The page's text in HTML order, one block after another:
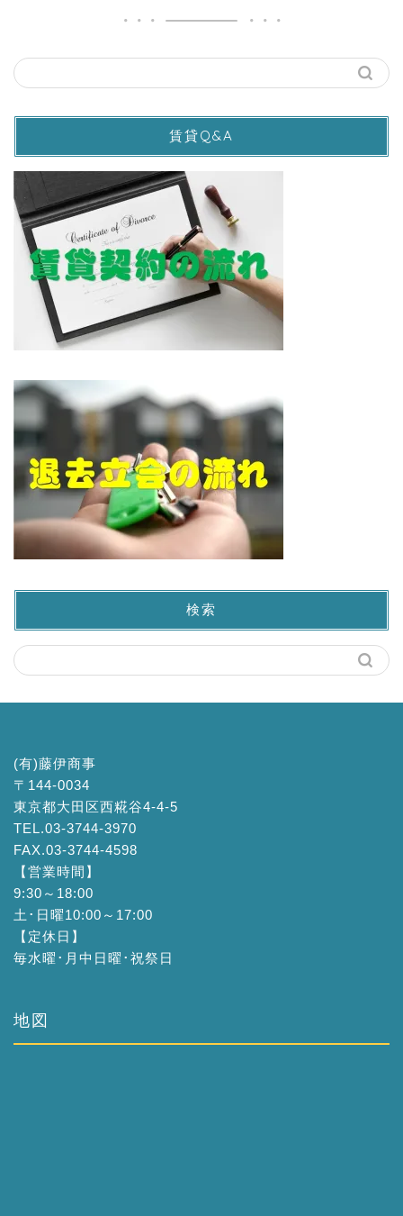
賃貸Q&A
検索
(有)藤伊商事
〒144-0034
東京都大田区西糀谷4-4-5
TEL.03-3744-3970
FAX.03-3744-4598
【営業時間】
9:30～18:00
土･日曜10:00～17:00
【定休日】
毎水曜･月中日曜･祝祭日
地図